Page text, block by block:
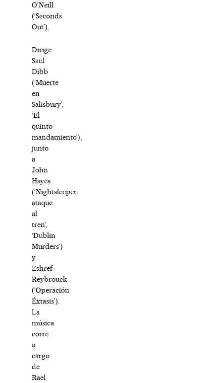
O’Neill
(‘Seconds
Out’).
Dirige
Saul
Dibb
(‘Muerte
en
Salisbury’,
‘El
quinto
mandamiento’),
junto
a
John
Hayes
(‘Nightsleeper:
ataque
al
tren’,
‘Dublin
Murders’)
y
Eshref
Reybrouck
(‘Operación
Éxtasis’).
La
música
corre
a
cargo
de
Rael